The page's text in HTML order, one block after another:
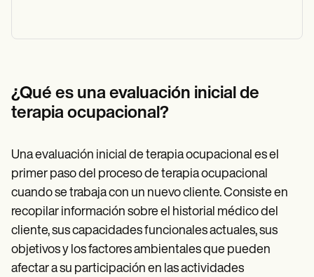
¿Qué es una evaluación inicial de
terapia ocupacional?
Una evaluación inicial de terapia ocupacional es el
primer paso del proceso de terapia ocupacional
cuando se trabaja con un nuevo cliente. Consiste en
recopilar información sobre el historial médico del
cliente, sus capacidades funcionales actuales, sus
objetivos y los factores ambientales que pueden
afectar a su participación en las actividades